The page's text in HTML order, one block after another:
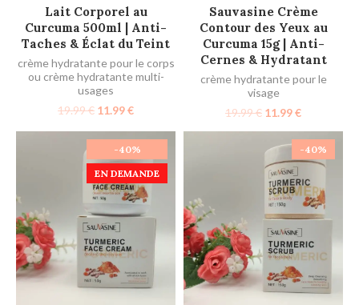
AJOUTER AU PANIER
Lait Corporel au
Curcuma 500ml | Anti-
Taches & Éclat du Teint
crème hydratante pour le corps
ou crème hydratante multi-
usages
19.99€ 11.99€
AJOUTER AU PANIER
Sauvasine Crème
Contour des Yeux au
Curcuma 15g | Anti-
Cernes & Hydratant
crème hydratante pour le
visage
19.99€ 11.99€
-40%
EN DEMANDE
-40%